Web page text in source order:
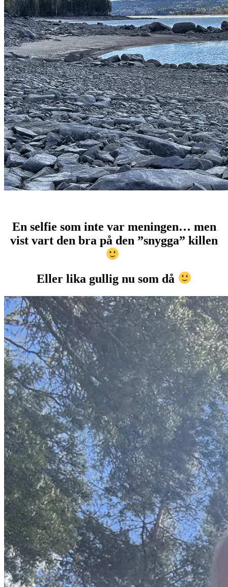
En selfie som inte var meningen… men
vist vart den bra på den ”snygga” killen
Eller lika gullig nu som då